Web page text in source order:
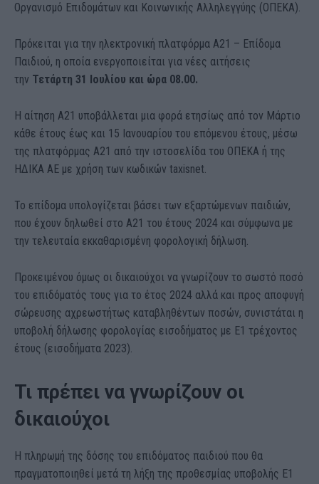
Οργανισμό Επιδομάτων και Κοινωνικής Αλληλεγγύης (ΟΠΕΚΑ).
Πρόκειται για την ηλεκτρονική πλατφόρμα Α21 – Επίδομα
Παιδιού, η οποία ενεργοποιείται για νέες αιτήσεις
την Τετάρτη 31 Ιουλίου και ώρα 08.00.
H αίτηση Α21 υποβάλλεται μια φορά ετησίως από τον Μάρτιο
κάθε έτους έως και 15 Ιανουαρίου του επόμενου έτους, μέσω
της πλατφόρμας Α21 από την ιστοσελίδα του ΟΠΕΚΑ ή της
ΗΔΙΚΑ ΑΕ με χρήση των κωδικών taxisnet.
Το επίδομα υπολογίζεται βάσει των εξαρτώμενων παιδιών,
που έχουν δηλωθεί στο Α21 του έτους 2024 και σύμφωνα με
την τελευταία εκκαθαρισμένη φορολογική δήλωση.
Προκειμένου όμως οι δικαιούχοι να γνωρίζουν το σωστό ποσό
του επιδόματός τους για το έτος 2024 αλλά και προς αποφυγή
σώρευσης αχρεωστήτως καταβληθέντων ποσών, συνιστάται η
υποβολή δήλωσης φορολογίας εισοδήματος με Ε1 τρέχοντος
έτους (εισοδήματα 2023).
Τι πρέπει να γνωρίζουν οι
δικαιούχοι
Η πληρωμή της δόσης του επιδόματος παιδιού που θα
πραγματοποιηθεί μετά τη λήξη της προθεσμίας υποβολής Ε1